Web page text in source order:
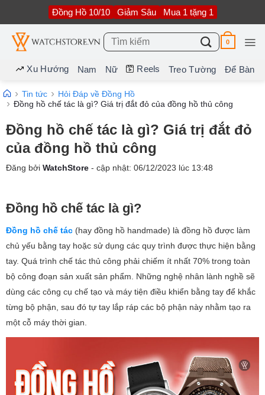
nội
dung
Đồng Hồ 10/10 Giảm Sâu Mua 1 tặng 1
Tìm
kiếm:
0
Xu Hướng Nam Nữ Reels Treo Tường Để Bàn
Tin tức
Hỏi Đáp về Đồng Hồ
Đồng hồ chế tác là gì? Giá trị đắt đỏ của đồng hồ thủ công
Đồng hồ chế tác là gì? Giá trị đắt đỏ
của đồng hồ thủ công
Đăng bởi WatchStore - cập nhật: 06/12/2023 lúc 13:48
Đồng hồ chế tác là gì?
Đồng hồ chế tác (hay đồng hồ handmade) là đồng hồ được làm
chủ yếu bằng tay hoặc sử dụng các quy trình được thực hiện bằng
tay. Quá trình chế tác thủ công phải chiếm ít nhất 70% trong toàn
bộ công đoạn sản xuất sản phẩm. Những nghệ nhân lành nghề sẽ
dùng các công cụ chế tạo và máy tiện điều khiển bằng tay để khắc
từng bộ phận, sau đó tự tay lắp ráp các bộ phận này nhằm tạo ra
một cỗ máy thời gian.